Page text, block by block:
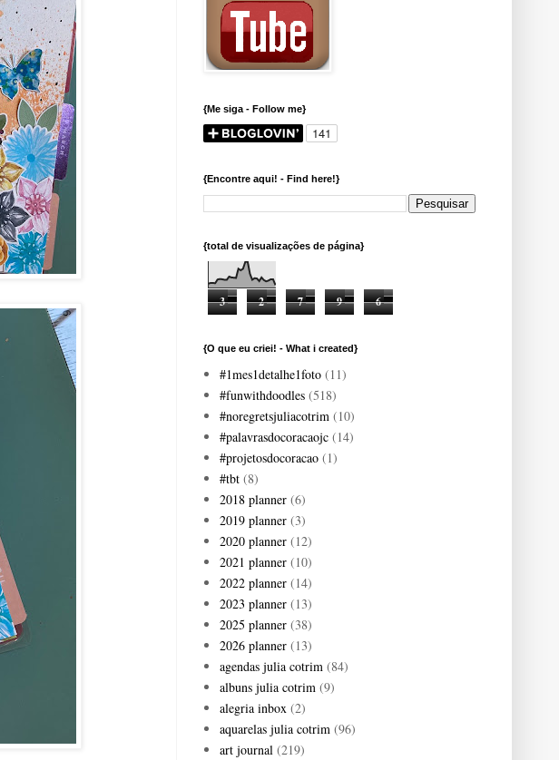
{Me siga - Follow me}
{Encontre aqui! - Find here!}
{total de visualizações de página}
3 2 7 9 6
{O que eu criei! - What i created}
#1mes1detalhe1foto (11)
#funwithdoodles (518)
#noregretsjuliacotrim (10)
#palavrasdocoracaojc (14)
#projetosdocoracao (1)
#tbt (8)
2018 planner (6)
2019 planner (3)
2020 planner (12)
2021 planner (10)
2022 planner (14)
2023 planner (13)
2025 planner (38)
2026 planner (13)
agendas julia cotrim (84)
albuns julia cotrim (9)
alegria inbox (2)
aquarelas julia cotrim (96)
art journal (219)